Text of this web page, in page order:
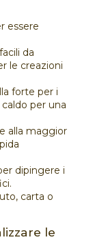
essere
da
le creazioni
forte per i
per una
alla maggior
dipingere i
carta o
le